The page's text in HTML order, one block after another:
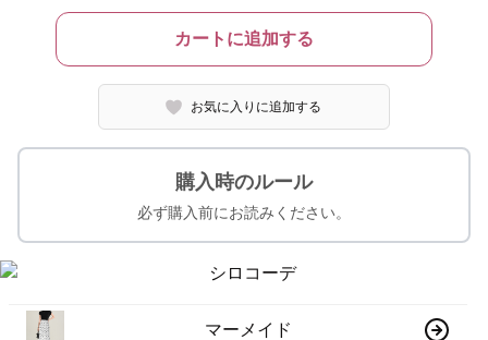
カートに追加する
お気に入りに追加する
購入時のルール
必ず購入前にお読みください。
マーメイド